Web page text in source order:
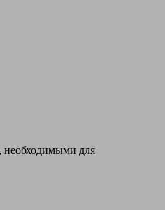
необходимыми для